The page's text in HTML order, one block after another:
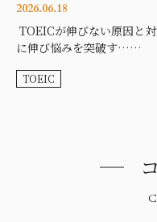
2026.06.18
TOEICが伸びない原因と
に伸び悩みを突破す……
TOEIC